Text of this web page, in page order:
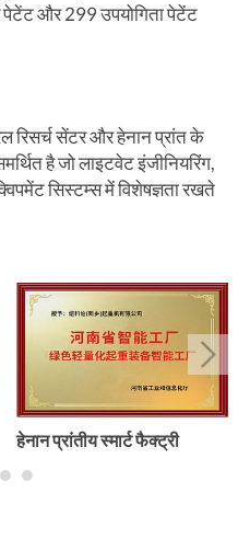
पेटेंट और 299 उपयोगिता पेटेंट
रिसर्च सेंटर और हेनान प्रांत के
है जो लाइटवेट इंजीनियरिंग,
सिस्टम्स में विशेषज्ञता रखते
हेनान प्रांतीय स्मार्ट फैक्ट्री